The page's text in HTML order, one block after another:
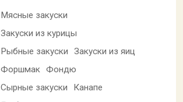
Мясные закуски
Закуски из курицы
Рыбные закуски
Закуски из яиц
Форшмак Фондю
Сырные закуски
Канапе